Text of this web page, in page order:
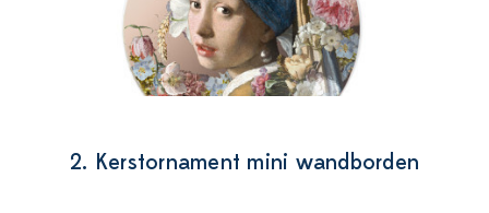
2. Kerstornament mini wandborden